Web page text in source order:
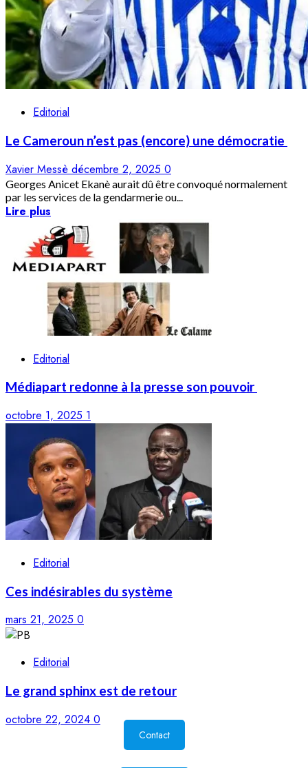
Editorial
Le Cameroun n’est pas (encore) une démocratie
Xavier Messè décembre 2, 2025 0
Georges Anicet Ekanè aurait dû être convoqué normalement
par les services de la gendarmerie ou...
Lire plus
Editorial
Médiapart redonne à la presse son pouvoir
octobre 1, 2025 1
Editorial
Ces indésirables du système
mars 21, 2025 0
Editorial
Le grand sphinx est de retour
octobre 22, 2024 0
Contact